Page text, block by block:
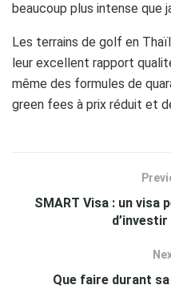
beaucoup plus intense que
Les terrains de golf en
leur excellent rapport
même des formules de
green fees à prix réduit et
SMART Visa : un
Que faire durant